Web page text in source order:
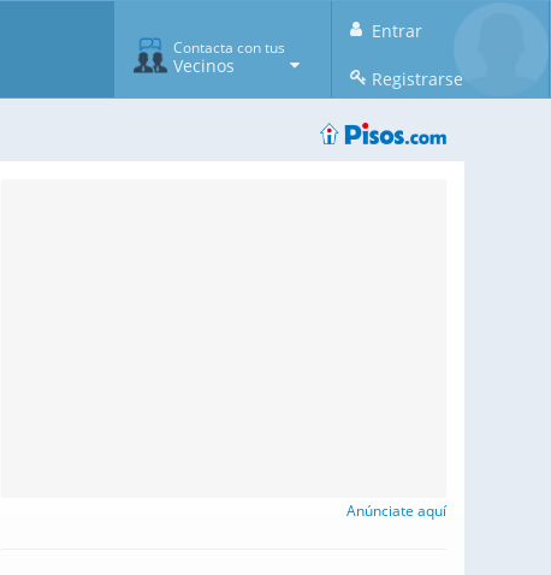
Entrar
Registrarse
Contacta con tus
Vecinos
Anúnciate aquí